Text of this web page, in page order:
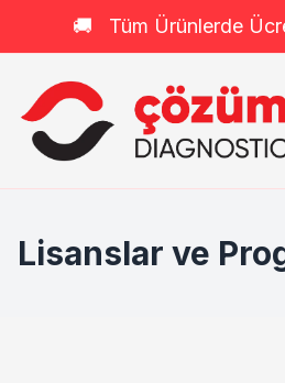
🚚 Tüm Ürünlerde
Lisanslar ve